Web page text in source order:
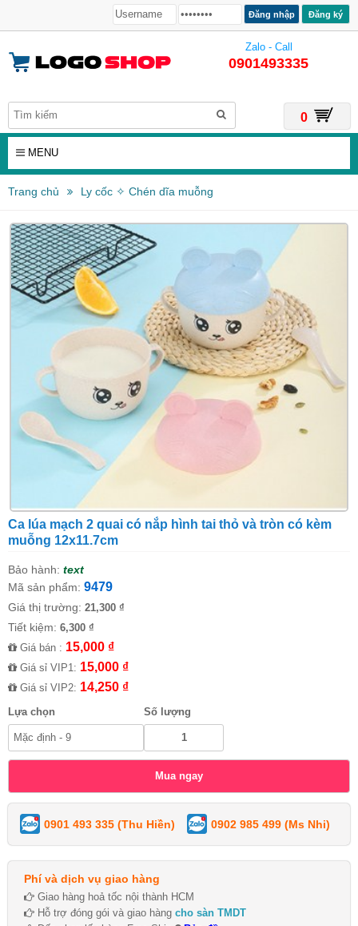
Đăng ký
Zalo - Call
0901493335
0
MENU
Trang chủ Ly cốc ✧ Chén dĩa muỗng
Ca lúa mạch 2 quai có nắp hình tai thỏ và tròn có kèm
muỗng 12x11.7cm
Bảo hành: text
Mã sản phẩm: 9479
Giá thị trường: 21,300 ₫
Tiết kiệm: 6,300 ₫
Giá bán : 15,000 ₫
Giá sỉ VIP1: 15,000 ₫
Giá sỉ VIP2: 14,250 ₫
Lựa chọn Số lượng
0901 493 335 (Thu Hiền) 0902 985 499 (Ms Nhi)
Phí và dịch vụ giao hàng
Giao hàng hoả tốc nội thành HCM
Hỗ trợ đóng gói và giao hàng cho sàn TMDT